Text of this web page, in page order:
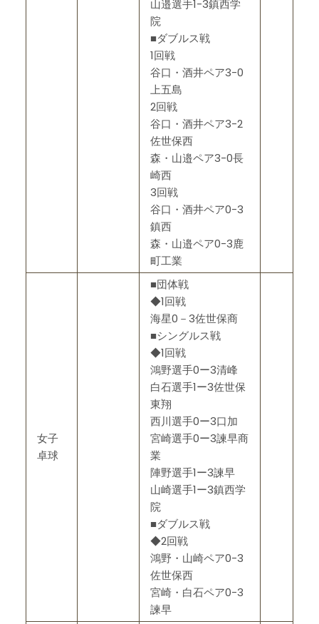
山邉選手1-3鎮西学
院
■ダブルス戦
1回戦
谷口・酒井ペア3-0
上五島
2回戦
谷口・酒井ペア3-2
佐世保西
森・山邉ペア3-0長
崎西
3回戦
谷口・酒井ペア0-3
鎮西
森・山邉ペア0-3鹿
町工業
女子
卓球
■団体戦
◆1回戦
海星0－3佐世保商
■シングルス戦
◆1回戦
鴻野選手0ー3清峰
白石選手1ー3佐世保
東翔
西川選手0ー3口加
宮崎選手0ー3諫早商
業
陣野選手1ー3諫早
山崎選手1ー3鎮西学
院
■ダブルス戦
◆2回戦
鴻野・山崎ペア0-3
佐世保西
宮崎・白石ペア0-3
諫早